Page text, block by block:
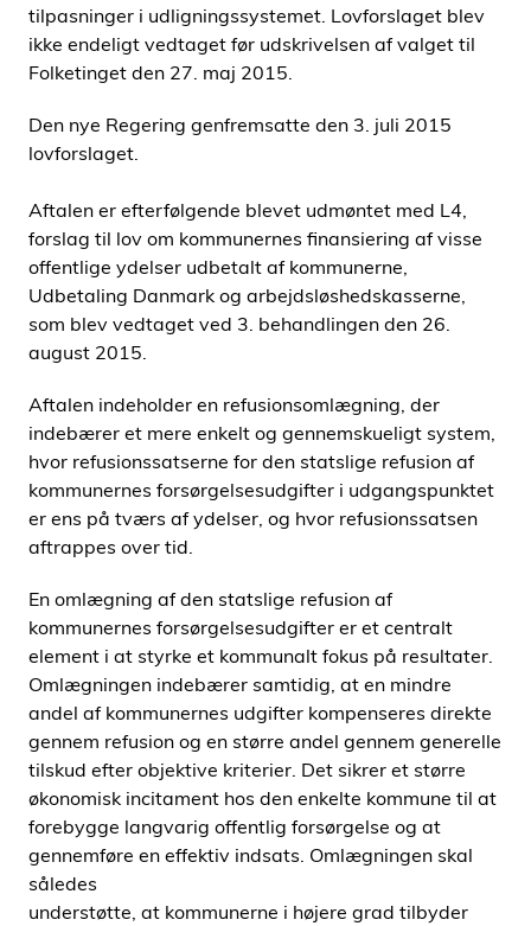
tilpasninger i udligningssystemet. Lovforslaget blev
ikke endeligt vedtaget før udskrivelsen af valget til
Folketinget den 27. maj 2015.
Den nye Regering genfremsatte den 3. juli 2015
lovforslaget.
Aftalen er efterfølgende blevet udmøntet med L4,
forslag til lov om kommunernes finansiering af visse
offentlige ydelser udbetalt af kommunerne,
Udbetaling Danmark og arbejdsløshedskasserne,
som blev vedtaget ved 3. behandlingen den 26.
august 2015.
Aftalen indeholder en refusionsomlægning, der
indebærer et mere enkelt og gennemskueligt system,
hvor refusionssatserne for den statslige refusion af
kommunernes forsørgelsesudgifter i udgangspunktet
er ens på tværs af ydelser, og hvor refusionssatsen
aftrappes over tid.
En omlægning af den statslige refusion af
kommunernes forsørgelsesudgifter er et centralt
element i at styrke et kommunalt fokus på resultater.
Omlægningen indebærer samtidig, at en mindre
andel af kommunernes udgifter kompenseres direkte
gennem refusion og en større andel gennem generelle
tilskud efter objektive kriterier. Det sikrer et større
økonomisk incitament hos den enkelte kommune til at
forebygge langvarig offentlig forsørgelse og at
gennemføre en effektiv indsats. Omlægningen skal
således
understøtte, at kommunerne i højere grad tilbyder